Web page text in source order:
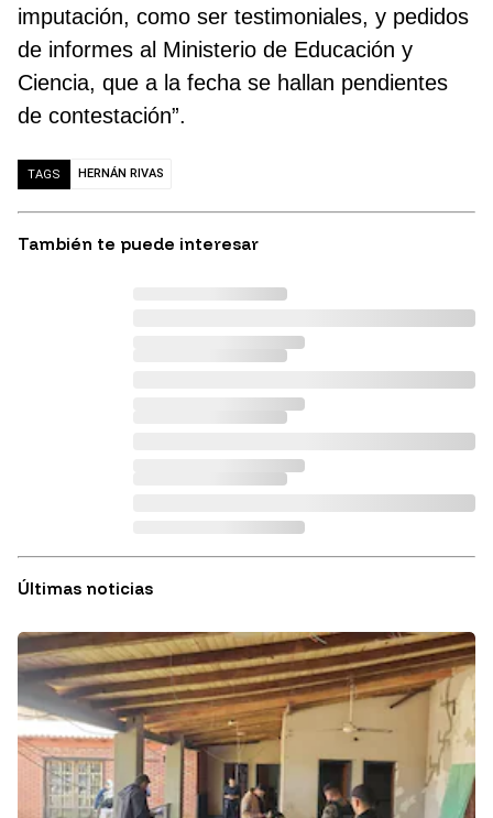
imputación, como ser testimoniales, y pedidos
de informes al Ministerio de Educación y
Ciencia, que a la fecha se hallan pendientes
de contestación”.
TAGS HERNÁN RIVAS
También te puede interesar
Últimas noticias